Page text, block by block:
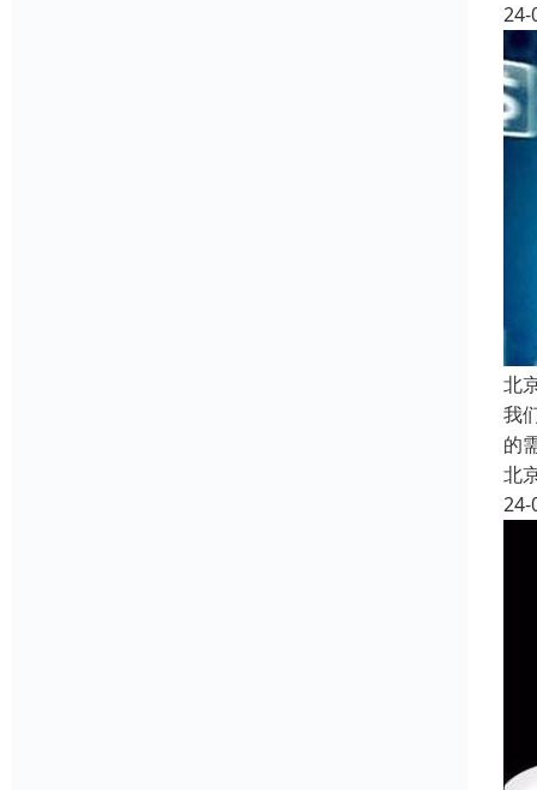
24-
北
我
的
北
24-